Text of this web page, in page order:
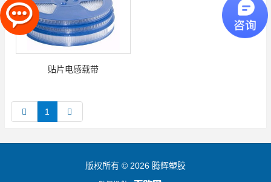
贴片电感载带
1
版权所有 © 2026 腾辉塑胶